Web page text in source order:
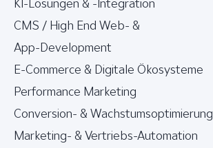
CMS / High End Web- &
App-Development
E-Commerce & Digitale Ökosysteme
Performance Marketing
Conversion- & Wachstumsoptimierung
Marketing- & Vertriebs-Automation